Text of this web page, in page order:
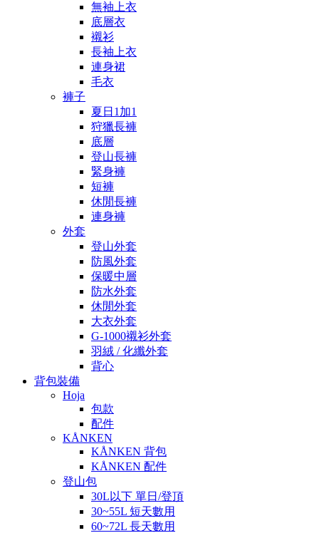
無袖上衣
底層衣
襯衫
長袖上衣
連身裙
毛衣
褲子
夏日1加1
狩獵長褲
底層
登山長褲
緊身褲
短褲
休閒長褲
連身褲
外套
登山外套
防風外套
保暖中層
防水外套
休閒外套
大衣外套
G-1000襯衫外套
羽絨 / 化纖外套
背心
背包裝備
Hoja
包款
配件
KÅNKEN
KÅNKEN 背包
KÅNKEN 配件
登山包
30L以下 單日/登頂
30~55L 短天數用
60~72L 長天數用